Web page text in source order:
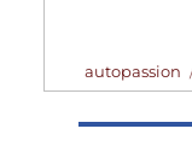
Auteur
autopassion